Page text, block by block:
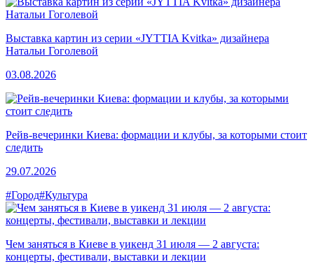
Выставка картин из серии «JYTTIA Kvitka» дизайнера
Натальи Гоголевой
03.08.2026
Рейв-вечеринки Киева: формации и клубы, за которыми стоит
следить
29.07.2026
#Город#Культура
Чем заняться в Киеве в уикенд 31 июля — 2 августа:
концерты, фестивали, выставки и лекции